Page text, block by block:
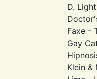
D.
Faxe -
Gay
Klein &